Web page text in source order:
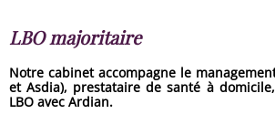
LBO majoritaire
Notre cabinet accompagne le
et Asdia), prestataire de santé à
LBO avec Ardian.